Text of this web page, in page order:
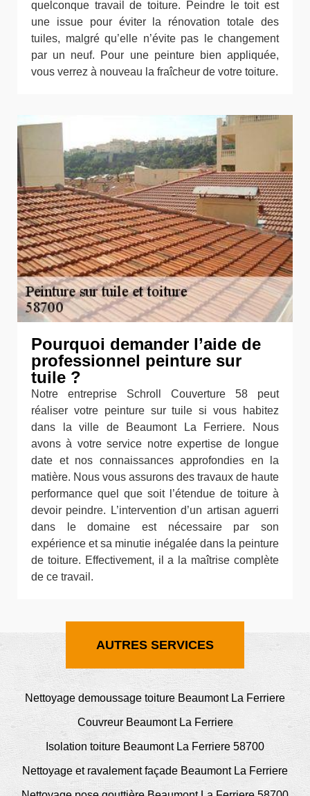
quelconque travail de toiture. Peindre le toit est
une issue pour éviter la rénovation totale des
tuiles, malgré qu’elle n’évite pas le changement
par un neuf. Pour une peinture bien appliquée,
vous verrez à nouveau la fraîcheur de votre toiture.
Pourquoi demander l’aide de
professionnel peinture sur
tuile ?
Notre entreprise Schroll Couverture 58 peut
réaliser votre peinture sur tuile si vous habitez
dans la ville de Beaumont La Ferriere. Nous
avons à votre service notre expertise de longue
date et nos connaissances approfondies en la
matière. Nous vous assurons des travaux de haute
performance quel que soit l’étendue de toiture à
devoir peindre. L’intervention d’un artisan aguerri
dans le domaine est nécessaire par son
expérience et sa minutie inégalée dans la peinture
de toiture. Effectivement, il a la maîtrise complète
de ce travail.
AUTRES SERVICES
Nettoyage demoussage toiture Beaumont La Ferriere
Couvreur Beaumont La Ferriere
Isolation toiture Beaumont La Ferriere 58700
Nettoyage et ravalement façade Beaumont La Ferriere